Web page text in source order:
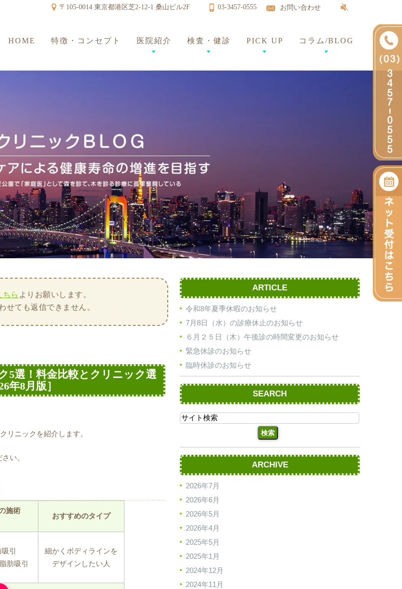
〒105-0014 東京都港区芝2-12-1 桑山ビル2F 03-3457-0555 お問い合わせ
HOME 特徴・コンセプト 医院紹介 検査・健診 PICK UP コラム/BLOG
ARTICLE
令和8年夏季休暇のお知らせ
7月8日（水）の診療休止のお知らせ
６月２５日（木）午後診の時間変更のお知らせ
緊急休診のお知らせ
臨時休診のお知らせ
SEARCH
ARCHIVE
2026年7月
2026年6月
2026年5月
2026年4月
2025年5月
2025年1月
2024年12月
2024年11月
ちら よりお願いします。
せても返信できません。
5選！料金比較とクリニック選
年8月版］
リニックを紹介します。
い。
施術
おすすめのタイプ
引
肪吸引
細かくボディラインを
デザインしたい人